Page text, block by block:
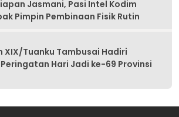
Jasmani, Pasi Intel Kodim
Pimpin Pembinaan Fisik Rutin
XIX/Tuanku Tambusai Hadiri
Hari Jadi ke-69 Provinsi